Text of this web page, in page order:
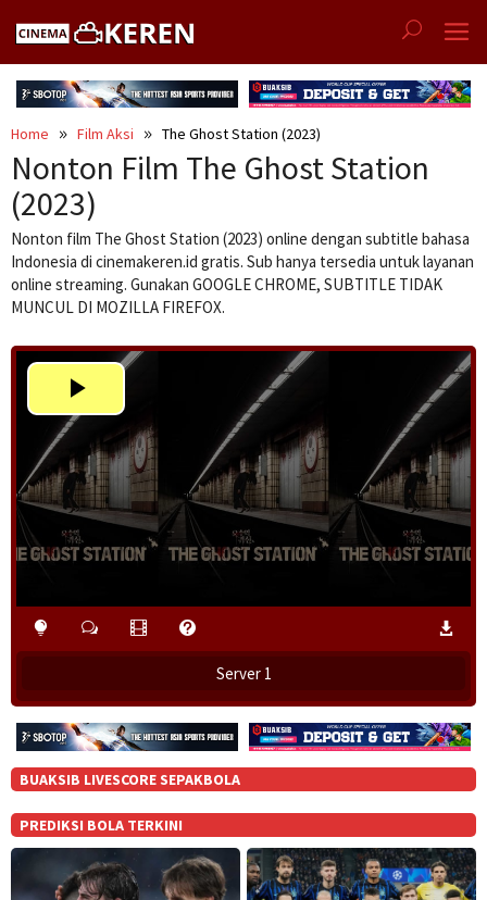
Home Film Aksi The Ghost Station (2023)
Nonton Film The Ghost Station
(2023)
Nonton film The Ghost Station (2023) online dengan subtitle bahasa
Indonesia di cinemakeren.id gratis. Sub hanya tersedia untuk layanan
online streaming. Gunakan GOOGLE CHROME, SUBTITLE TIDAK
MUNCUL DI MOZILLA FIREFOX.
Play
Video
Server 1
BUAKSIB LIVESCORE SEPAKBOLA
PREDIKSI BOLA TERKINI